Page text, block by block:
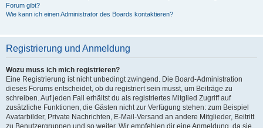
Forum gibt?
Wie kann ich einen Administrator des Boards kontaktieren?
Registrierung und Anmeldung
Wozu muss ich mich registrieren?
Eine Registrierung ist nicht unbedingt zwingend. Die Board-Administration
dieses Forums entscheidet, ob du registriert sein musst, um Beiträge zu
schreiben. Auf jeden Fall erhältst du als registriertes Mitglied Zugriff auf
zusätzliche Funktionen, die Gästen nicht zur Verfügung stehen: zum Beispiel
Avatarbilder, Private Nachrichten, E-Mail-Versand an andere Mitglieder, Beitritt
zu Benutzergruppen und so weiter. Wir empfehlen dir eine Anmeldung, da sie